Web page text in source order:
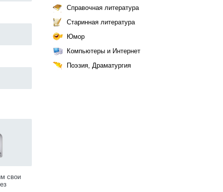
свои
Справочная литература
Старинная литература
Юмор
Компьютеры и Интернет
Поэзия, Драматургия